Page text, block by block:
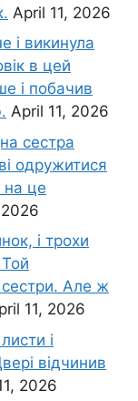
April 11, 2026
і викинула
в цей
і побачив
April 11, 2026
сестра
одружитися
на це
і трохи
сестри. Але ж
11, 2026
і
відчинив
2026